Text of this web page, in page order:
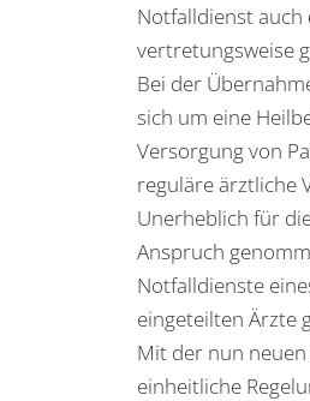
Notfalldienst
vertretungsweise
Bei der
sich um eine
Versorgung von
reguläre ärztliche
Unerheblich für
Anspruch
Notfalldienste
eingeteilten Ärzte
Mit der nun
einheitliche